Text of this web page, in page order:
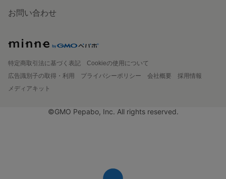
お問い合わせ
特定商取引法に基づく表記
Cookieの使用について
広告識別子の取得・利用
プライバシーポリシー 会社概要
採用情報
メディアキット
©GMO Pepabo, Inc. All rights reserved.